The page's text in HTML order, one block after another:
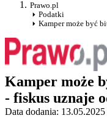
Prawo.pl
Podatki
Kamper może być
Kamper może
- fiskus uznaje
Data dodania: